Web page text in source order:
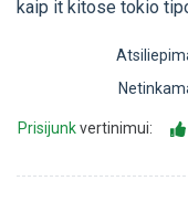
kaip it kitose tokio
Prisijunkvertinimui: